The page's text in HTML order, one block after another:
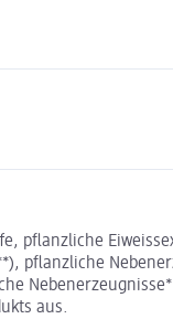
pflanzliche
pflanzliche
aus.